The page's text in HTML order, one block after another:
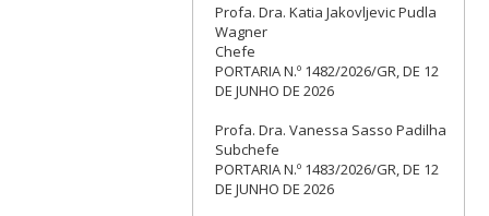
Profa. Dra. Katia Jakovljevic Pudla
Wagner
Chefe
PORTARIA N.º 1482/2026/GR, DE 12
DE JUNHO DE 2026
Profa. Dra. Vanessa Sasso Padilha
Subchefe
PORTARIA N.º 1483/2026/GR, DE 12
DE JUNHO DE 2026